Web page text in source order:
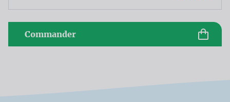
Commander